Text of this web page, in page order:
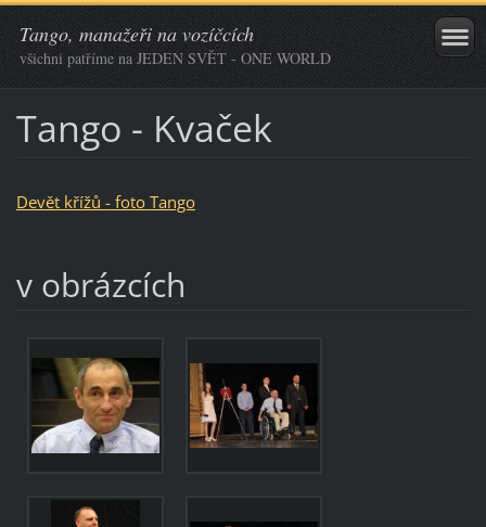
Tango, manažeři na vozíčcích
všichni patříme na JEDEN SVĚT - ONE WORLD
Tango - Kvaček
Devět křížů - foto Tango
v obrázcích